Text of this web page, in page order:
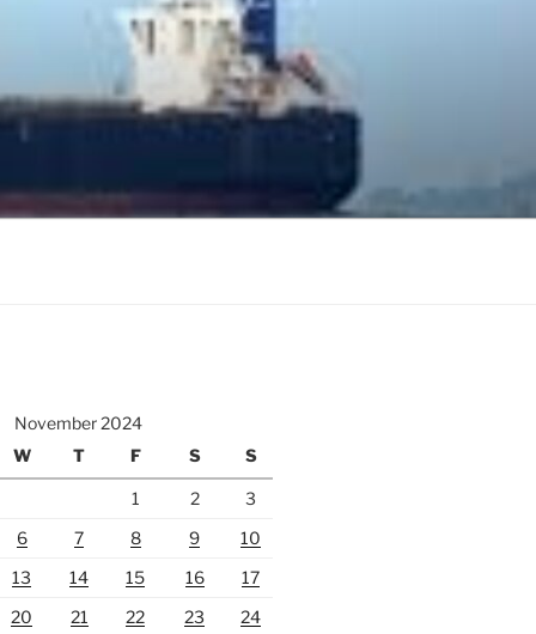
November 2024
W T F S S
1 2
3
6 7 8 9
10
13 14 15 16
17
20 21 22 23
24